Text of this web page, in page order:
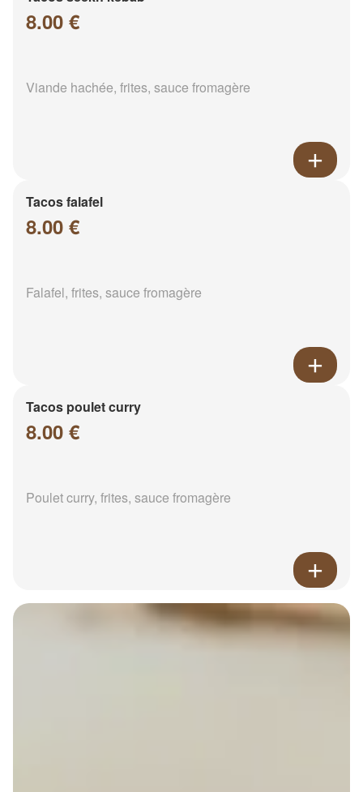
8.00 €
Viande hachée, frites, sauce fromagère
Tacos falafel
8.00 €
Falafel, frites, sauce fromagère
Tacos poulet curry
8.00 €
Poulet curry, frites, sauce fromagère